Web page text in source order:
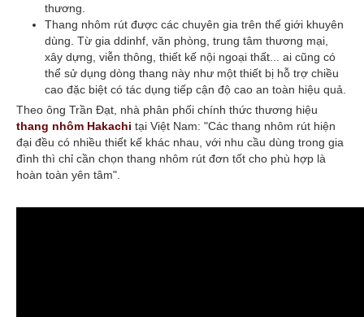
thương.
Thang nhôm rút được các chuyên gia trên thế giới khuyên
dùng. Từ gia ddinhf, văn phòng, trung tâm thương mại,
xây dựng, viễn thông, thiết kế nội ngoại thất... ai cũng có
thể sử dụng dòng thang này như một thiết bị hỗ trợ chiều
cao đặc biệt có tác dụng tiếp cận độ cao an toàn hiệu quả.
Theo ông Trần Đạt, nhà phân phối chính thức thương hiệu
thang nhôm Hakachi tại Việt Nam: "Các thang nhôm rút hiện
đại đều có nhiều thiết kế khác nhau, với nhu cầu dùng trong gia
đình thì chỉ cần chọn thang nhôm rút đơn tốt cho phù hợp là
hoàn toàn yên tâm".